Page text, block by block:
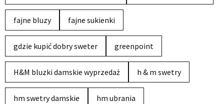
fajne bluzy fajne sukienki
gdzie kupić dobry sweter greenpoint
H&M bluzki damskie wyprzedaż h & m swetry
hm swetry damskie hm ubrania